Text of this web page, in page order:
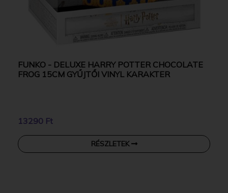
FUNKO - DELUXE HARRY POTTER CHOCOLATE
FROG 15CM GYŰJTŐI VINYL KARAKTER
13290 Ft
RÉSZLETEK